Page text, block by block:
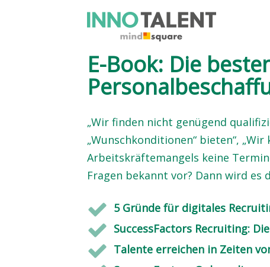
E-Book: Die
„Wir finden nicht genügend
„Wunschkonditionen“ bieten“,
Arbeitskräftemangels keine
Fragen bekannt vor? Dann wird es
5 Gründe für digitales
SuccessFactors Recruiting:
Talente erreichen in Zeiten